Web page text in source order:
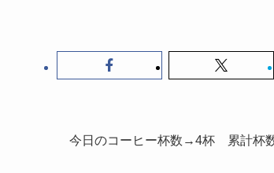
今日のコーヒー杯数→4杯 累計杯